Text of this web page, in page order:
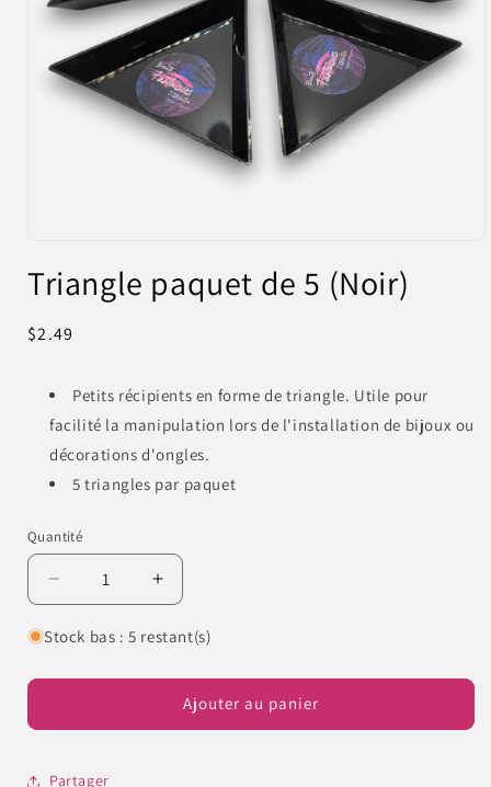
média
une
fenêtre
Triangle paquet de 5 (Noir)
Prix
$2.49
Petits récipients en forme de triangle. Utile pour
facilité la manipulation lors de l'installation de bijoux ou
décorations d'ongles.
5 triangles par paquet
Quantité
Quantité
Réduire
la
quantité
Triangle
de
(Noir)
Augmenter
la
quantité
Triangle
paquet
de
Stock bas : 5 restant(s)
Ajouter au panier
Partager